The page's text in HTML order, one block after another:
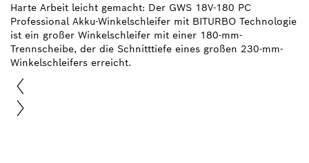
Harte Arbeit leicht gemacht: Der GWS 18V-180 PC
Professional Akku-Winkelschleifer mit BITURBO Technologie
ist ein großer Winkelschleifer mit einer 180-mm-
Trennscheibe, der die Schnitttiefe eines großen 230-mm-
Winkelschleifers erreicht.